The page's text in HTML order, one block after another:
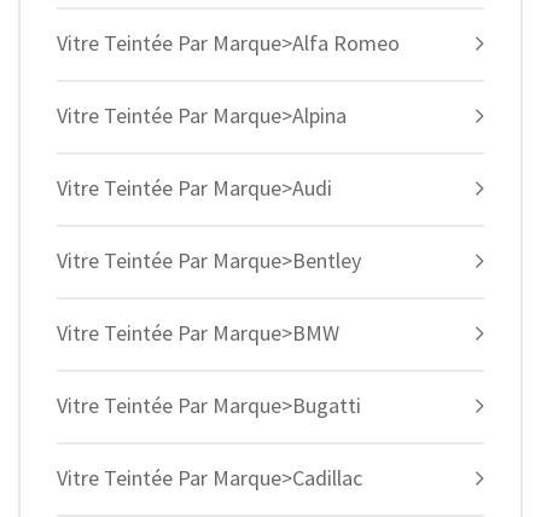
Vitre Teintée Par Marque>Alfa Romeo
Vitre Teintée Par Marque>Alpina
Vitre Teintée Par Marque>Audi
Vitre Teintée Par Marque>Bentley
Vitre Teintée Par Marque>BMW
Vitre Teintée Par Marque>Bugatti
Vitre Teintée Par Marque>Cadillac